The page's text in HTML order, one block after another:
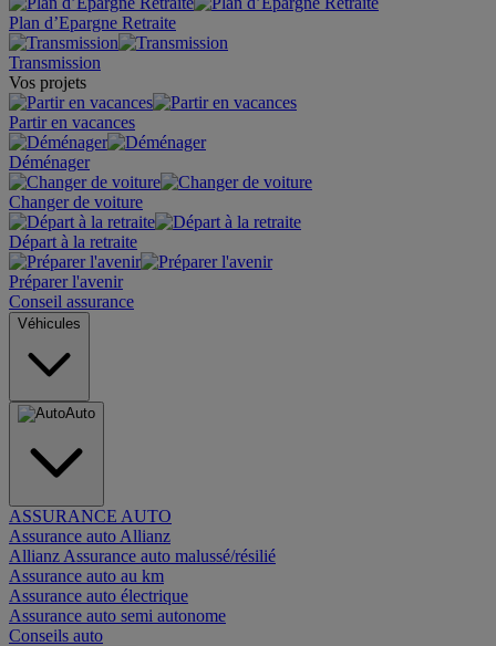
Plan d’Epargne Retraite
Transmission
Vos projets
Partir en vacances
Déménager
Changer de voiture
Départ à la retraite
Préparer l'avenir
Conseil assurance
Véhicules
Auto
ASSURANCE AUTO
Assurance auto Allianz
Allianz Assurance auto malussé/résilié
Assurance auto au km
Assurance auto électrique
Assurance auto semi autonome
Conseils auto